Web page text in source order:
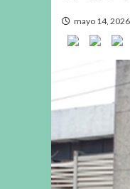
mayo 14, 2026